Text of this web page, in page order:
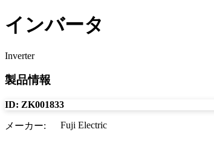
インバータ
Inverter
製品情報
ID: ZK001833
メーカー: Fuji Electric